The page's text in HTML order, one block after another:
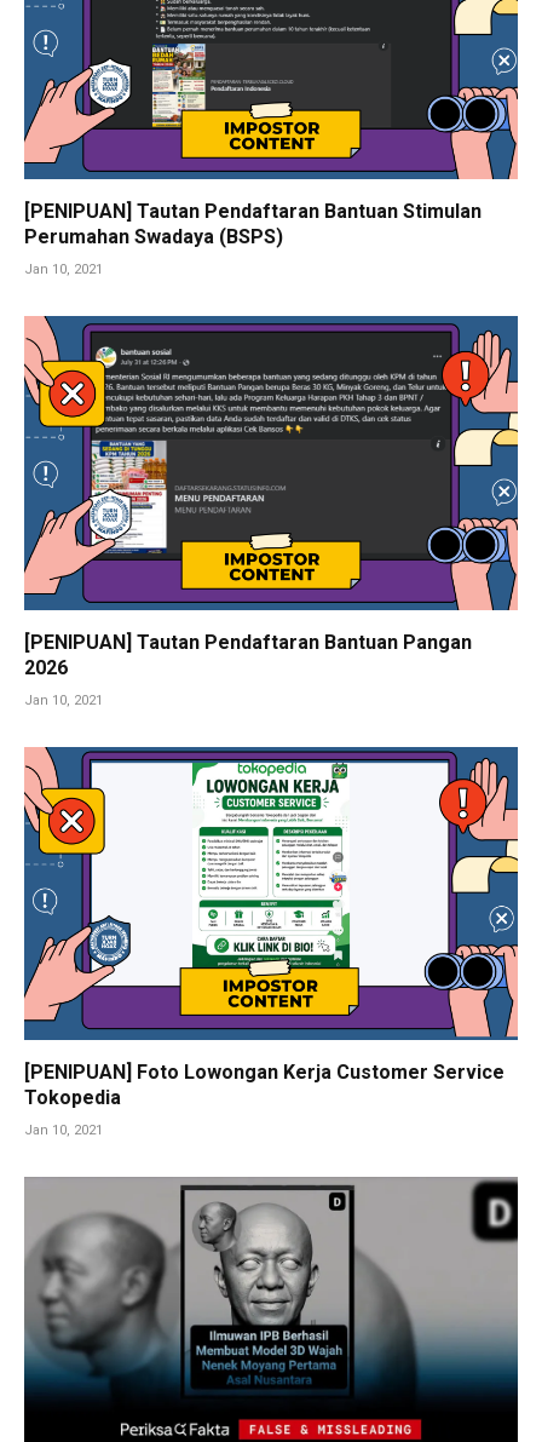
[PENIPUAN] Tautan Pendaftaran Bantuan Stimulan
Perumahan Swadaya (BSPS)
Jan 10, 2021
[PENIPUAN] Tautan Pendaftaran Bantuan Pangan
2026
Jan 10, 2021
[PENIPUAN] Foto Lowongan Kerja Customer Service
Tokopedia
Jan 10, 2021